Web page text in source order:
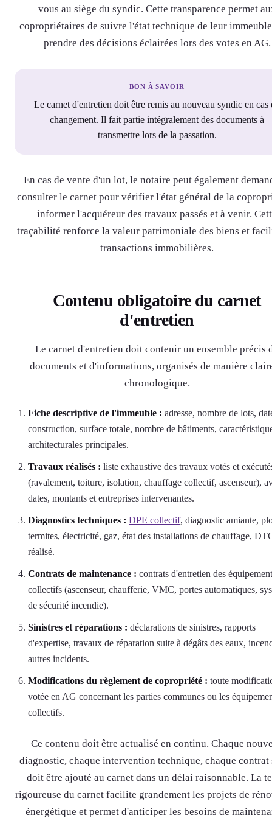
vous au siège du syndic. Cette transparence permet
copropriétaires de suivre l'état technique de leur
prendre des décisions éclairées lors des votes en AG.
BON À SAVOIR
Le carnet d'entretien doit être remis au nouveau syndic en cas
changement. Il fait partie intégralement des documents à
transmettre lors de la passation.
En cas de vente d'un lot, le notaire peut également
consulter le carnet pour vérifier l'état général de la
informer l'acquéreur des travaux passés et à venir.
traçabilité renforce la valeur patrimoniale des biens et
transactions immobilières.
Contenu obligatoire du carnet
d'entretien
Le carnet d'entretien doit contenir un ensemble précis
documents et d'informations, organisés de manière
chronologique.
Fiche descriptive de l'immeuble : adresse, nombre de lots,
construction, surface totale, nombre de bâtiments,
architecturales principales.
Travaux réalisés : liste exhaustive des travaux votés et
(ravalement, toiture, isolation, chauffage collectif, ascenseur),
dates, montants et entreprises intervenantes.
Diagnostics techniques : DPE collectif, diagnostic amiante,
termites, électricité, gaz, état des installations de chauffage,
réalisé.
Contrats de maintenance : contrats d'entretien des
collectifs (ascenseur, chaufferie, VMC, portes automatiques,
de sécurité incendie).
Sinistres et réparations : déclarations de sinistres, rapports
d'expertise, travaux de réparation suite à dégâts des eaux,
autres incidents.
Modifications du règlement de copropriété : toute
votée en AG concernant les parties communes ou les
collectifs.
Ce contenu doit être actualisé en continu. Chaque
diagnostic, chaque intervention technique, chaque contrat
doit être ajouté au carnet dans un délai raisonnable. La
rigoureuse du carnet facilite grandement les projets de
énergétique et permet d'anticiper les besoins de